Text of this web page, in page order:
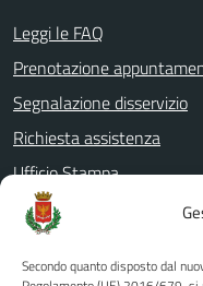
Secondo quanto disposto dal
Leggi le FAQ
Prenotazione
Segnalazione disservizio
Richiesta assistenza
Ufficio Stampa
Amministrazione
Albo pretorio
Informativa privacy